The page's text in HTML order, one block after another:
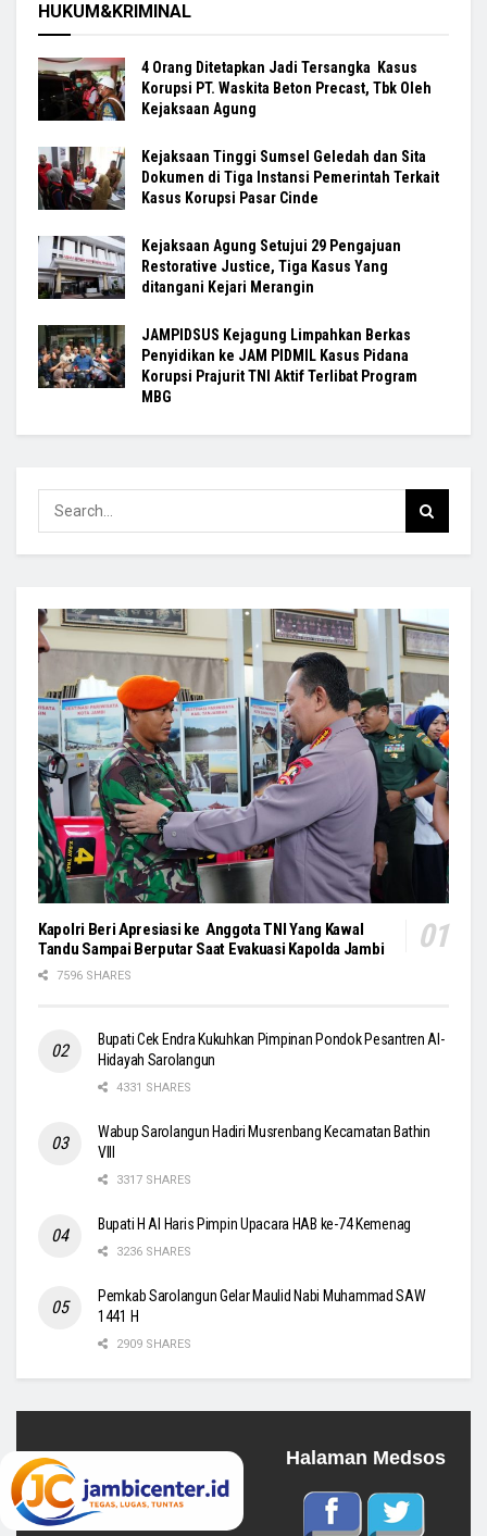
HUKUM&KRIMINAL
4 Orang Ditetapkan Jadi Tersangka Kasus
Korupsi PT. Waskita Beton Precast, Tbk Oleh
Kejaksaan Agung
Kejaksaan Tinggi Sumsel Geledah dan Sita
Dokumen di Tiga Instansi Pemerintah Terkait
Kasus Korupsi Pasar Cinde
Kejaksaan Agung Setujui 29 Pengajuan
Restorative Justice, Tiga Kasus Yang
ditangani Kejari Merangin
JAMPIDSUS Kejagung Limpahkan Berkas
Penyidikan ke JAM PIDMIL Kasus Pidana
Korupsi Prajurit TNI Aktif Terlibat Program
MBG
Kapolri Beri Apresiasi ke Anggota TNI Yang Kawal
Tandu Sampai Berputar Saat Evakuasi Kapolda Jambi
7596 SHARES
Bupati Cek Endra Kukuhkan Pimpinan Pondok Pesantren Al-
Hidayah Sarolangun
4331 SHARES
Wabup Sarolangun Hadiri Musrenbang Kecamatan Bathin
VIII
3317 SHARES
Bupati H Al Haris Pimpin Upacara HAB ke-74 Kemenag
3236 SHARES
Pemkab Sarolangun Gelar Maulid Nabi Muhammad SAW
1441 H
2909 SHARES
Halaman Medsos